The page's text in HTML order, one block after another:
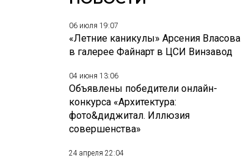
06 июля 19:07
«Летние каникулы» Арсения Власова
в галерее Файнарт в ЦСИ Винзавод
04 июня 13:06
Объявлены победители онлайн-
конкурса «Архитектура:
фото&диджитал. Иллюзия
совершенства»
24 апреля 22:04